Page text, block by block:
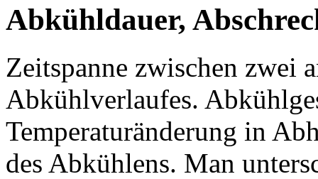
Abkühldauer,
Zeitspanne zwischen zwei
Abkühlverlaufes.
Temperaturänderung in
des Abkühlens. Man